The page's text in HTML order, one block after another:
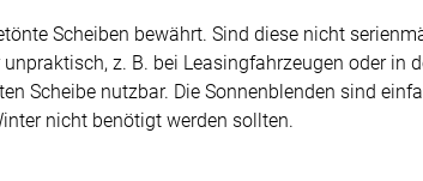
Scheiben bewährt. Sind diese nicht
z. B. bei Leasingfahrzeugen oder in
Scheibe nutzbar. Die Sonnenblenden sind
nicht benötigt werden sollten.